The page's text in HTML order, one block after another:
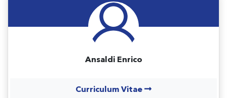
Ansaldi Enrico
Curriculum Vitae